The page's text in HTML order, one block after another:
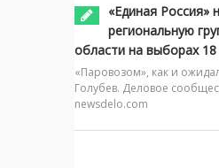
«Единая Россия»
региональную
области на выборах
«Паровозом», как и
Голубев. Деловое
newsdelo.com